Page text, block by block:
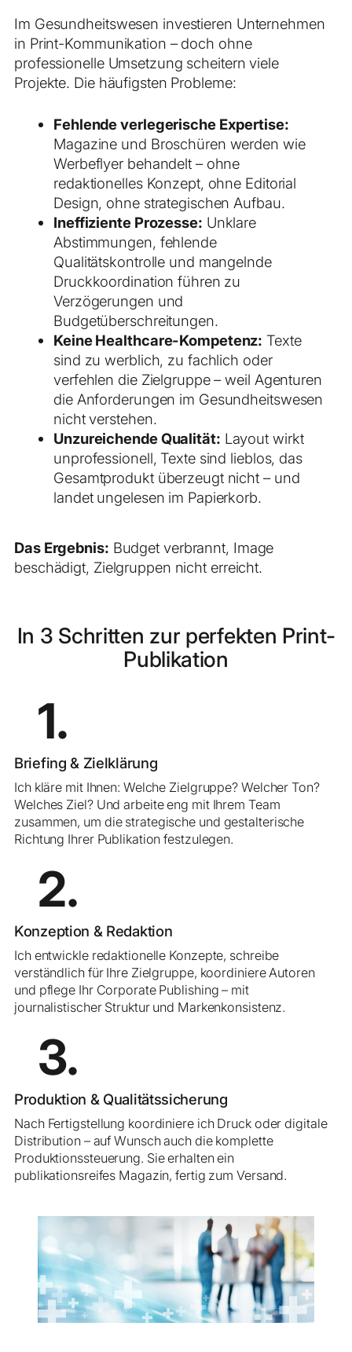
Im Gesundheitswesen investieren Unternehmen
in Print-Kommunikation – doch ohne
professionelle Umsetzung scheitern viele
Projekte. Die häufigsten Probleme:
Fehlende verlegerische Expertise:
Magazine und Broschüren werden wie
Werbeflyer behandelt – ohne
redaktionelles Konzept, ohne Editorial
Design, ohne strategischen Aufbau.
Ineffiziente Prozesse: Unklare
Abstimmungen, fehlende
Qualitätskontrolle und mangelnde
Druckkoordination führen zu
Verzögerungen und
Budgetüberschreitungen.
Keine Healthcare-Kompetenz: Texte
sind zu werblich, zu fachlich oder
verfehlen die Zielgruppe – weil Agenturen
die Anforderungen im Gesundheitswesen
nicht verstehen.
Unzureichende Qualität: Layout wirkt
unprofessionell, Texte sind lieblos, das
Gesamtprodukt überzeugt nicht – und
landet ungelesen im Papierkorb.
Das Ergebnis: Budget verbrannt, Image
beschädigt, Zielgruppen nicht erreicht.
In 3 Schritten zur perfekten Print-
Publikation
1.
Briefing & Zielklärung
Ich kläre mit Ihnen: Welche Zielgruppe? Welcher Ton?
Welches Ziel? Und arbeite eng mit Ihrem Team
zusammen, um die strategische und gestalterische
Richtung Ihrer Publikation festzulegen.
2.
Konzeption & Redaktion
Ich entwickle redaktionelle Konzepte, schreibe
verständlich für Ihre Zielgruppe, koordiniere Autoren
und pflege Ihr Corporate Publishing – mit
journalistischer Struktur und Markenkonsistenz.
3.
Produktion & Qualitätssicherung
Nach Fertigstellung koordiniere ich Druck oder digitale
Distribution – auf Wunsch auch die komplette
Produktionssteuerung. Sie erhalten ein
publikationsreifes Magazin, fertig zum Versand.